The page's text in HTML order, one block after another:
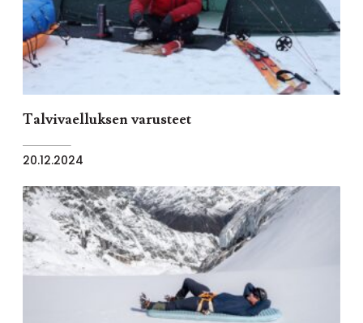
Talvivaelluksen varusteet
20.12.2024